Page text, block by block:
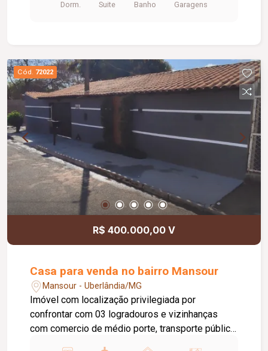
Dorm. Suite Banho Garagens
Cód. 72022
R$ 400.000,00 V
Casa para venda no bairro Mansour
Mansour - Uberlândia/MG
Imóvel com localização privilegiada por
confrontar com 03 logradouros e vizinhanças
com comercio de médio porte, transporte público,